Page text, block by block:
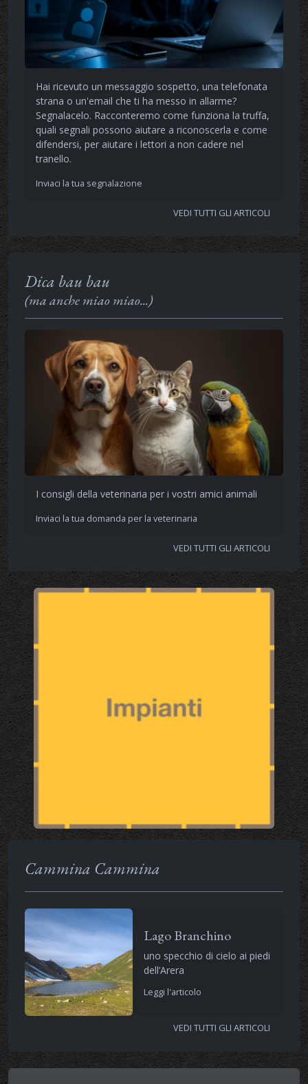
Hai ricevuto un messaggio sospetto, una telefonata
strana o un'email che ti ha messo in allarme?
Segnalacelo. Racconteremo come funziona la truffa,
quali segnali possono aiutare a riconoscerla e come
difendersi, per aiutare i lettori a non cadere nel
tranello.
Inviaci la tua segnalazione
VEDI TUTTI GLI ARTICOLI
Dica bau bau
(ma anche miao miao...)
I consigli della veterinaria per i vostri amici animali
Inviaci la tua domanda per la veterinaria
VEDI TUTTI GLI ARTICOLI
Cammina Cammina
Lago Branchino
uno specchio di cielo ai piedi
dell’Arera
Leggi l'articolo
VEDI TUTTI GLI ARTICOLI